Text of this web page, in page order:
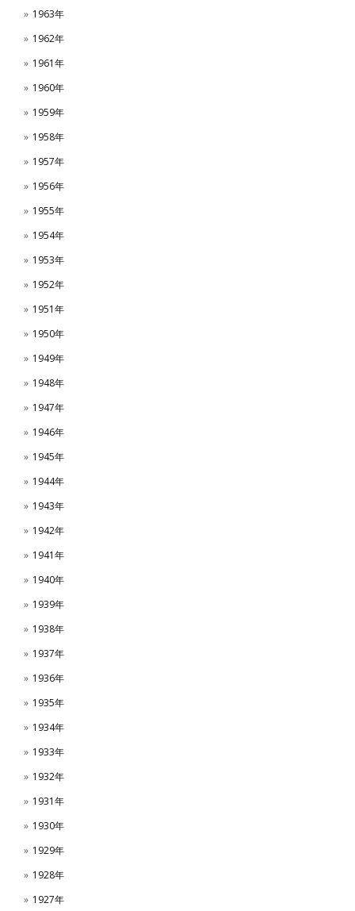
1963年
1962年
1961年
1960年
1959年
1958年
1957年
1956年
1955年
1954年
1953年
1952年
1951年
1950年
1949年
1948年
1947年
1946年
1945年
1944年
1943年
1942年
1941年
1940年
1939年
1938年
1937年
1936年
1935年
1934年
1933年
1932年
1931年
1930年
1929年
1928年
1927年